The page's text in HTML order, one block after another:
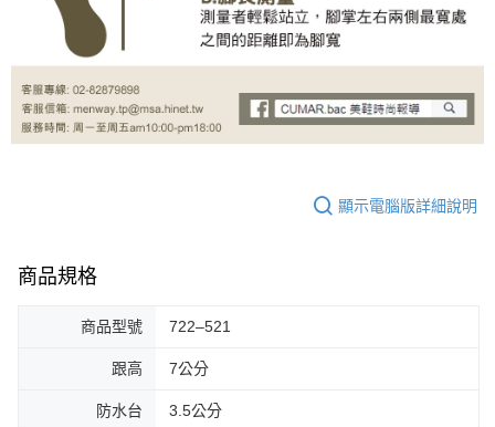
顯示電腦版詳細說明
商品規格
商品型號 722–521
跟高 7公分
防水台 3.5公分